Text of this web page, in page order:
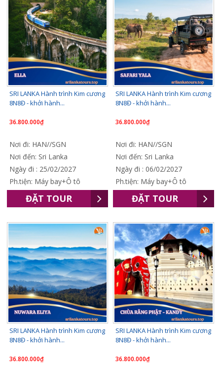
SRI LANKA Hành trình Kim cương
8N8Đ - khởi hành...
36.800.000₫
Nơi đi: HAN//SGN
Nơi đến: Sri Lanka
Ngày đi : 25/02/2027
Ph.tiện: Máy bay+Ô tô
ĐẶT TOUR
SRI LANKA Hành trình Kim cương
8N8Đ - khởi hành...
36.800.000₫
Nơi đi: HAN//SGN
Nơi đến: Sri Lanka
Ngày đi : 06/02/2027
Ph.tiện: Máy bay+Ô tô
ĐẶT TOUR
SRI LANKA Hành trình Kim cương
8N8Đ - khởi hành...
36.800.000₫
SRI LANKA Hành trình Kim cương
8N8Đ - khởi hành...
36.800.000₫